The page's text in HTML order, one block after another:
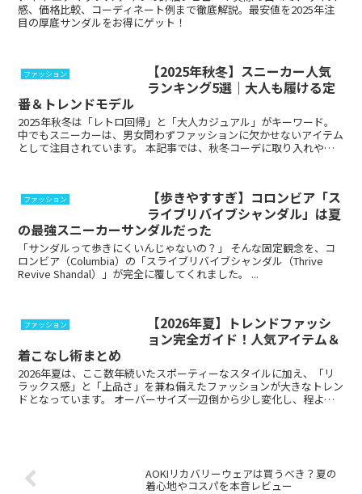
感、価格比較、コーディネート例まで徹底解説。最安値を2025年注
目の厚底サンダルをお得にゲット！
ファッション
【2025年秋冬】スニーカー人気
ランキング5選｜大人も履ける定
番＆トレンドモデル
2025年秋冬は「レトロ回帰」と「大人カジュアル」がキーワード。
中でもスニーカーは、男女問わずファッションに欠かせないアイテム
として注目されています。 本記事では、秋冬コーデに取り入れやす
ファッション
【歩きやすすぎ】コロンビア「ス
ライブリバイブシャンダル」は夏
の最強スニーカーサンダルだった
「サンダルって歩きにくいんじゃないの？」 そんな固定観念を、コ
ロンビア（Columbia）の「スライブリバイブシャンダル（Thrive
Revive Shandal）」が完全に覆してくれました。 ...
ファッション
【2026年夏】トレンドファッシ
ョン完全ガイド！人気アイテム＆
着こなし術まとめ
2026年夏は、ここ数年続いたスポーティーなスタイルに加え、「リ
ラックス感」と「上品さ」を兼ね備えたファッションが大きなトレン
ドとなっています。 オーバーサイズ一辺倒から少し変化し、程よく
AOKIリカバリーウェアは買うべき？夏の
着心地やコスパを本音レビュー